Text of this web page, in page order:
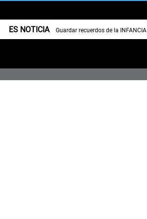
ES NOTICIA Guardar recuerdos de la INFANCIA